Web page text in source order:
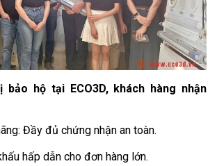
bảo hộ tại ECO3D, khách hàng nhận
Đầy đủ chứng nhận an toàn.
hấp dẫn cho đơn hàng lớn.